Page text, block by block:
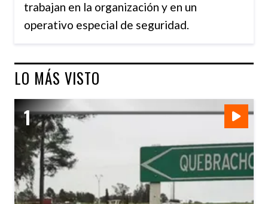
trabajan en la organización y en un
operativo especial de seguridad.
LO MÁS VISTO